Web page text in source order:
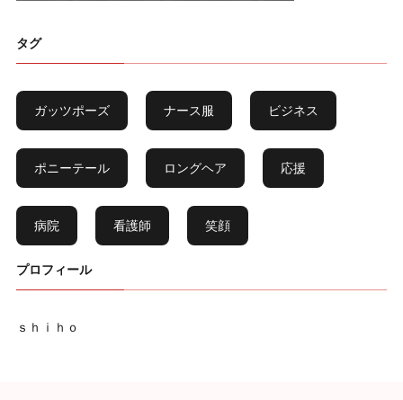
タグ
ガッツポーズ ナース服 ビジネス
ポニーテール ロングヘア 応援
病院 看護師 笑顔
プロフィール
ｓｈｉｈｏ